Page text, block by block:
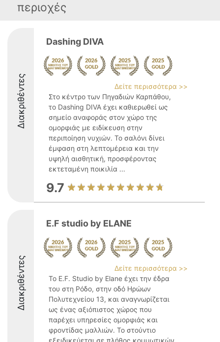
περιοχές
Διακριθέντες
Dashing DIVA
Δείτε περισσότερα >>
Στο κέντρο των Πηγαδιών Καρπάθου,
το Dashing DIVA έχει καθιερωθεί ως
σημείο αναφοράς στον χώρο της
ομορφιάς με ειδίκευση στην
περιποίηση νυχιών. Το σαλόνι δίνει
έμφαση στη λεπτομέρεια και την
υψηλή αισθητική, προσφέροντας
εκτεταμένη ποικιλία ...
9.7
Διακριθέντες
E.F studio by ELANE
Δείτε περισσότερα >>
Το E.F. Studio by Elane έχει την έδρα
του στη Ρόδο, στην οδό Ηρώων
Πολυτεχνείου 13, και αναγνωρίζεται
ως ένας αξιόπιστος χώρος που
παρέχει υπηρεσίες ομορφιάς και
φροντίδας μαλλιών. Το στούντιο
εξειδικεύεται σε πλήθος κομμωτικών